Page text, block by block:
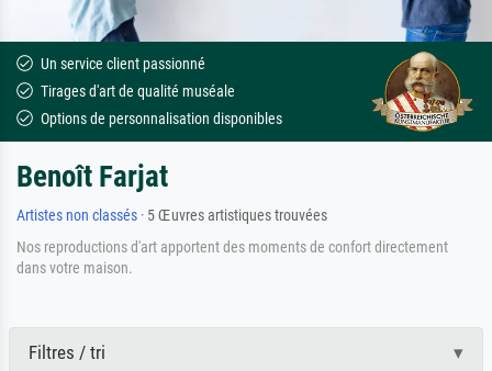
Un service client passionné
Tirages d'art de qualité muséale
Options de personnalisation disponibles
Benoît Farjat
Artistes non classés · 5 Œuvres artistiques trouvées
Nos reproductions d'art apportent des moments de confort directement
dans votre maison.
Filtres / tri